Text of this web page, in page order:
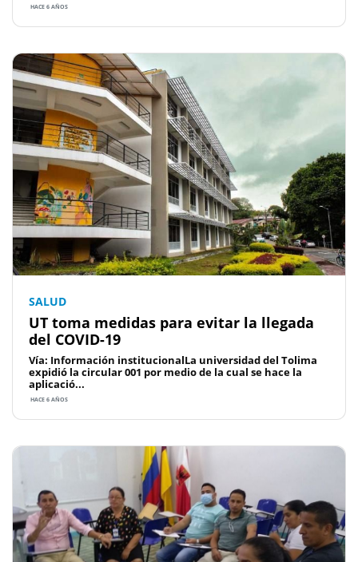
HACE 6 AÑOS
SALUD
UT toma medidas para evitar la llegada
del COVID-19
Vía: Información institucionalLa universidad del Tolima
expidió la circular 001 por medio de la cual se hace la
aplicació...
HACE 6 AÑOS